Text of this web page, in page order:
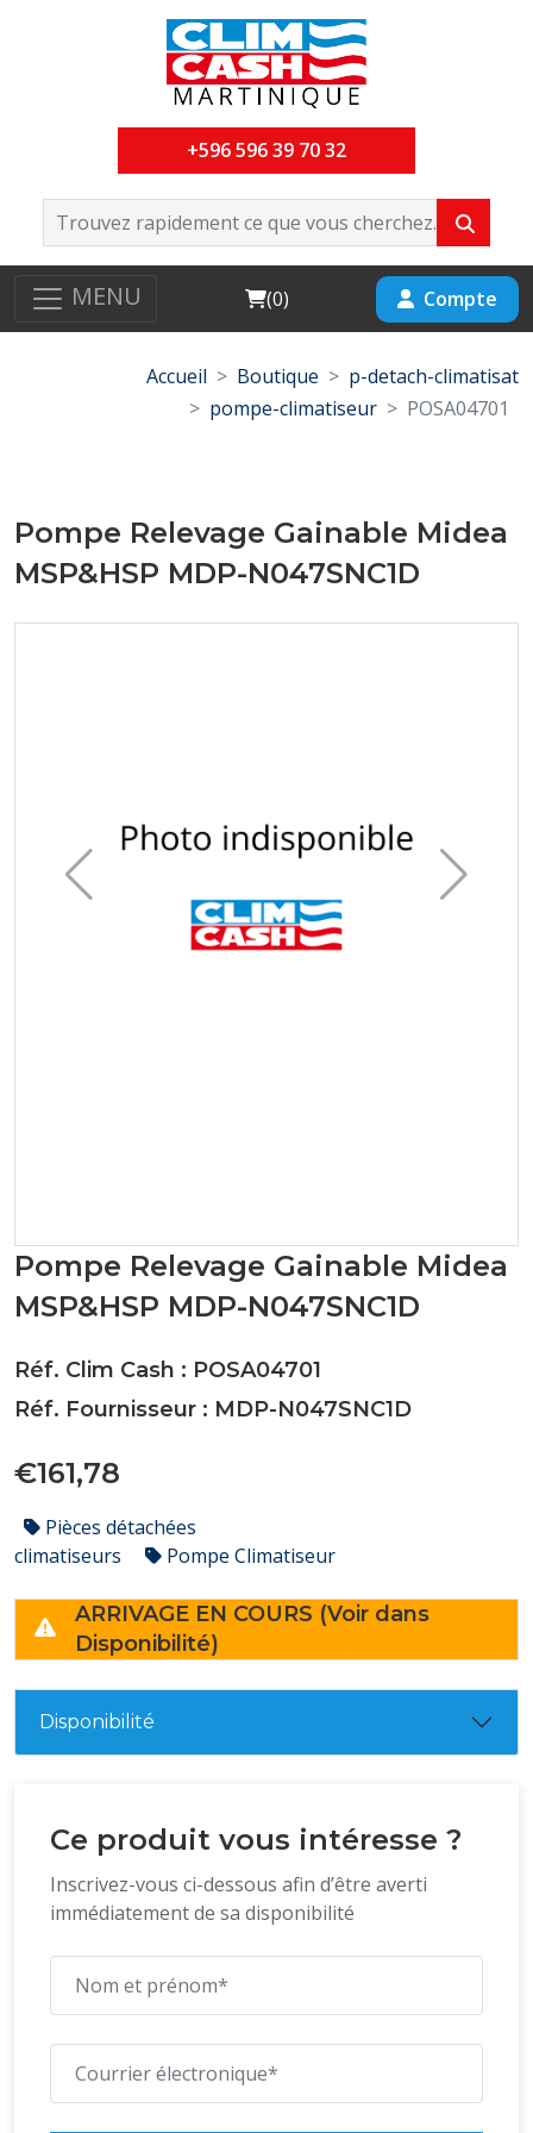
+596 596 39 70 32
MENU Cart
(0) Compte
Accueil Boutique
p-detach-climatisat
pompe-climatiseur
POSA04701
Pompe Relevage Gainable Midea
MSP&HSP MDP-N047SNC1D
Pompe Relevage Gainable Midea
MSP&HSP MDP-N047SNC1D
Réf. Clim Cash : POSA04701
Réf. Fournisseur : MDP-N047SNC1D
€161,78
Pièces détachées
climatiseurs
Pompe Climatiseur
ARRIVAGE EN COURS (Voir dans
Disponibilité)
Disponibilité
Ce produit vous intéresse ?
Inscrivez-vous ci-dessous afin d’être averti
immédiatement de sa disponibilité